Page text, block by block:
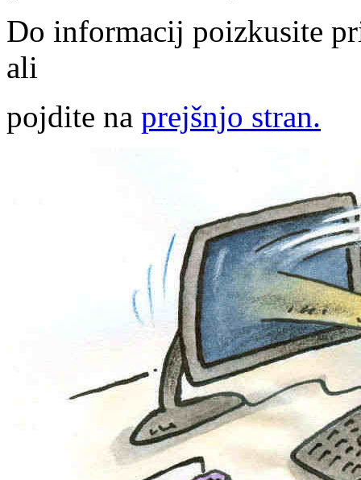
Do informacij poizkusite
ali
pojdite na prejšnjo stran.